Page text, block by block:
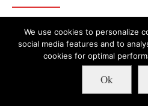
We use cookies to personalize
social media features and to
cookies for optimal
Ok